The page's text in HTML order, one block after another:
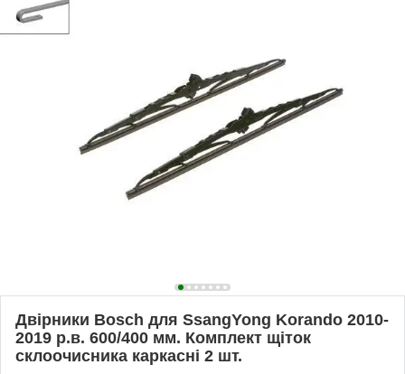
Двірники Bosch для SsangYong Korando 2010-
2019 р.в. 600/400 мм. Комплект щіток
склоочисника каркасні 2 шт.